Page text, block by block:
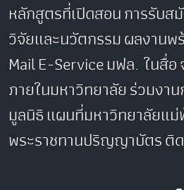
หลักสูตรที่เปิดสอนการรับส
วิจัยและนวัตกรรมผลงานพ
MailE-Serviceมฟล. ในสื่อ
ภายในมหาวิทยาลัยร่วมงา
มูลนิธิแผนที่มหาวิทยาลัยแ
พระราชทานปริญญาบัตรติ